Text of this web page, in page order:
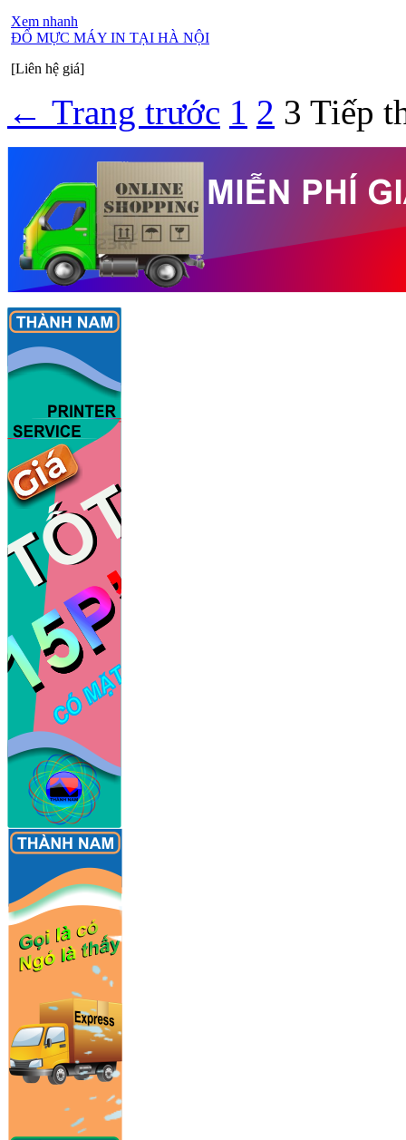
Xem nhanh
ĐỔ MỰC MÁY IN TẠI HÀ NỘI
[Liên hệ giá]
← Trang trước 1 2 3 Tiếp